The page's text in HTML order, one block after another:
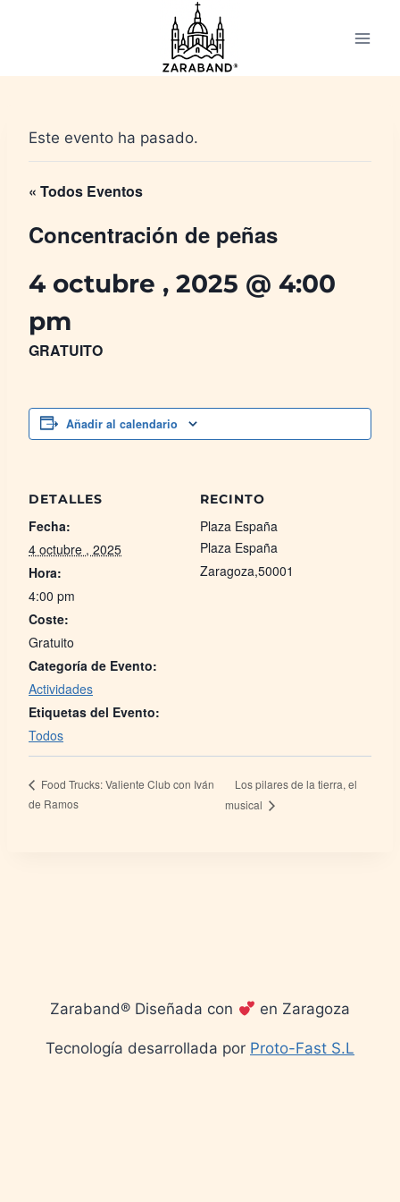
Este evento ha pasado.
« Todos Eventos
Concentración de peñas
4 octubre , 2025 @ 4:00
pm
GRATUITO
Añadir al calendario
DETALLES
Fecha:
4 octubre , 2025
Hora:
4:00 pm
Coste:
Gratuito
Categoría de Evento:
Actividades
Etiquetas del Evento:
Todos
RECINTO
Plaza España
Plaza España
Zaragoza,50001
Food Trucks: Valiente Club con Iván
de Ramos
Los pilares de la tierra, el
musical
Zaraband® Diseñada con en Zaragoza
Tecnología desarrollada por Proto-Fast S.L